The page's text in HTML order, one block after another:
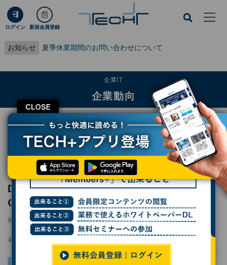
ログイン 新規会員登録
お知らせ 夏季休業期間のお問い合わせについて
CLOSE
企業IT
企業動向
TECH+ 企業IT
企業動向
DX成功の鍵は人の力にあり - 三菱マテリアルCIOが説く、AI時代の“人中心”の
レポート
DX成功の鍵は人の力にあり - 三菱マテリアル
CIOが説く、AI時代の“人中心”のIT戦略
掲載日 2026/03/18 09:00
著者：